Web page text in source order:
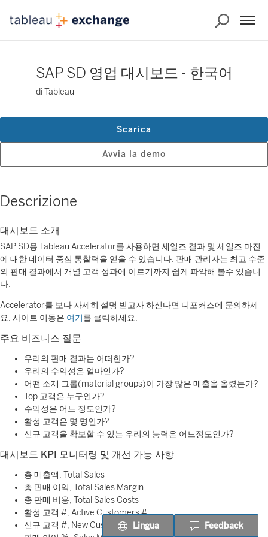
SAP SD 영업 대시보드 - 한국어
di Tableau
Avvia la demo
Scarica
Descrizione
대시보드 소개
SAP SD용 Tableau Accelerator를 사용하면 세일즈 결과 및 세일즈 마진
에 대한 데이터 중심 통찰력을 얻을 수 있습니다. 판매 관리자는 최고 수준
의 판매 결과에서 개별 고객 성과에 이르기까지 쉽게 파악해 볼수 있습니
다.
Accelerator를 보다 자세히 설명 받고자 하신다면 디포커스에 문의하세
요. 사이트 이동은 여기를 클릭하세요.
주요 비즈니스 질문
우리의 판매 결과는 어떠한가?
우리의 수익성은 얼마인가?
어떤 소재 그룹(material groups)이 가장 많은 매출을 올렸는가?
Top 고객은 누구인가?
수익성은 어느 정도인가?
활성 고객은 몇 명인가?
신규 고객을 확보할 수 있는 우리의 능력은 어느정도인가?
대시보드 KPI 모니터링 및 개선 가능 사항
총 매출액, Total Sales
총 판매 이익, Total Sales Margin
총 판매 비용, Total Sales Costs
활성 고객 #, Active Customers #
신규 고객 #, New Customers #Lingua Feedback